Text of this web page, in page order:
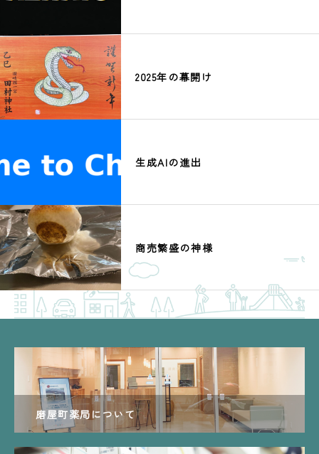
2025年の幕開け
生成AIの進出
商売繁盛の神様
磨屋町薬局について